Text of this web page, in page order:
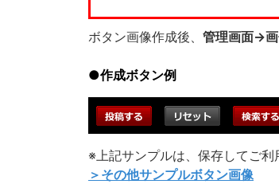
ボタン画像作成後、 管理画面→
●作成ボタン例
※上記サンプルは、保存してご利
＞その他サンプルボタン画像